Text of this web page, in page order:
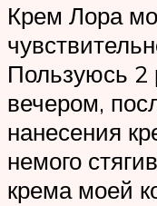
Крем Лора
Пользуюсь 2
вечером,
нанесения
немого
крема моей